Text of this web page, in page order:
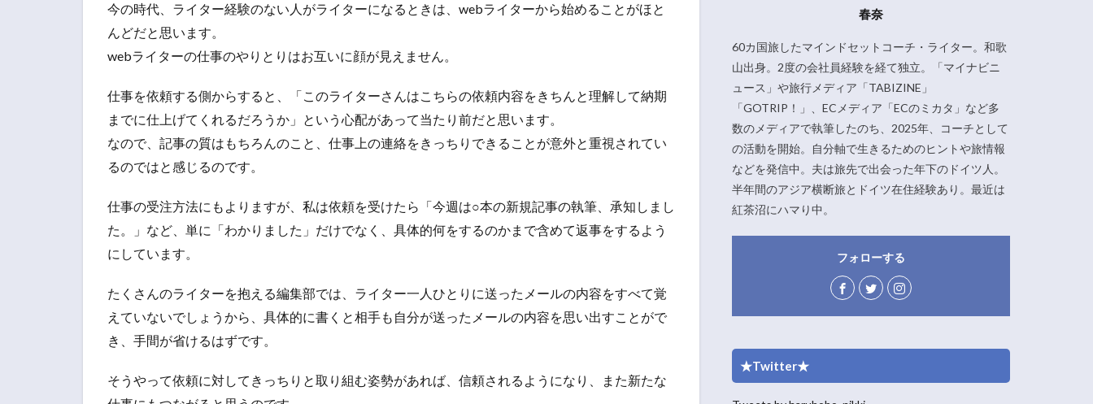
今の時代、ライター経験のない人がライターになるときは、webライターから始めることがほと
んどだと思います。
webライターの仕事のやりとりはお互いに顔が見えません。
仕事を依頼する側からすると、「このライターさんはこちらの依頼内容をきちんと理解して納期
までに仕上げてくれるだろうか」という心配があって当たり前だと思います。
なので、記事の質はもちろんのこと、仕事上の連絡をきっちりできることが意外と重視されてい
るのではと感じるのです。
仕事の受注方法にもよりますが、私は依頼を受けたら「今週は○本の新規記事の執筆、承知しまし
た。」など、単に「わかりました」だけでなく、具体的何をするのかまで含めて返事をするよう
にしています。
たくさんのライターを抱える編集部では、ライター一人ひとりに送ったメールの内容をすべて覚
えていないでしょうから、具体的に書くと相手も自分が送ったメールの内容を思い出すことがで
き、手間が省けるはずです。
そうやって依頼に対してきっちりと取り組む姿勢があれば、信頼されるようになり、また新たな
春奈
60カ国旅したマインドセットコーチ・ライター。和歌
山出身。2度の会社員経験を経て独立。「マイナビニ
ュース」や旅行メディア「TABIZINE」
「GOTRIP！」、ECメディア「ECのミカタ」など多
数のメディアで執筆したのち、2025年、コーチとして
の活動を開始。自分軸で生きるためのヒントや旅情報
などを発信中。夫は旅先で出会った年下のドイツ人。
半年間のアジア横断旅とドイツ在住経験あり。最近は
紅茶沼にハマり中。
フォローする
★Twitter★